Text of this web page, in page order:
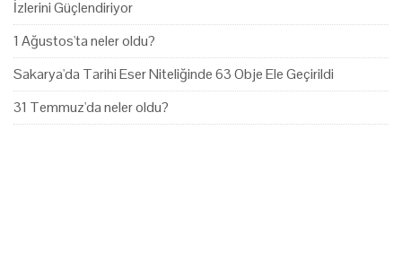
İzlerini Güçlendiriyor
1 Ağustos'ta neler oldu?
Sakarya'da Tarihi Eser Niteliğinde 63 Obje Ele Geçirildi
31 Temmuz'da neler oldu?